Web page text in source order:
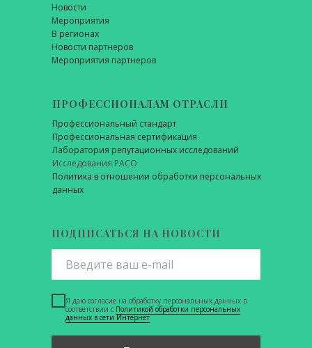
Новости
Мероприятия
В регионах
Новости партнеров
Мероприятия партнеров
ПРОФЕССИОНАЛАМ ОТРАСЛИ
Профессиональный стандарт
Профессиональная сертификация
Лаборатория репутационных исследований
Исследования РАСО
Политика в отношении обработки персональных
данных
Я даю согласие на обработку персональных данных в
соответствии с Политикой обработки персональных
данных в сети Интернет
ПОДПИСАТЬСЯ НА НОВОСТИ